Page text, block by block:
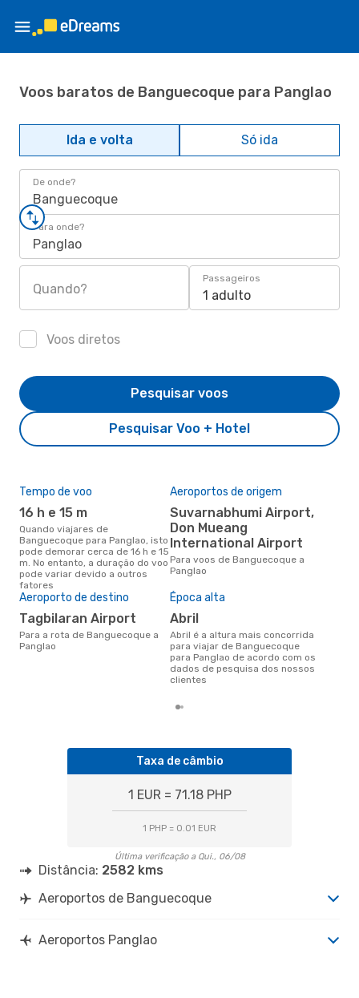
Voos baratos de Banguecoque para Panglao
Ida e volta Só ida
De onde?
Banguecoque
Para onde?
Panglao
Quando?
Passageiros
1 adulto
Voos diretos
Pesquisar Voo + Hotel
Pesquisar voos
Tempo de voo
16 h e 15 m
Quando viajares de
Banguecoque para Panglao, isto
pode demorar cerca de 16 h e 15
m. No entanto, a duração do voo
pode variar devido a outros
fatores
Aeroportos de origem
Suvarnabhumi Airport,
Don Mueang
International Airport
Para voos de Banguecoque a
Panglao
Aeroporto de destino
Tagbilaran Airport
Para a rota de Banguecoque a
Panglao
Época alta
abril
abril é a altura mais concorrida
para viajar de Banguecoque
para Panglao de acordo com os
dados de pesquisa dos nossos
clientes
Taxa de câmbio
1 EUR = 71.18 PHP
1 PHP = 0.01 EUR
Última verificação a Qui., 06/08
Distância: 2582 kms
Aeroportos de Banguecoque
Aeroportos Panglao